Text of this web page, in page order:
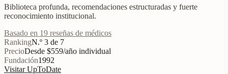
Biblioteca profunda, recomendaciones estructuradas y fuerte
reconocimiento institucional.
Basado en 19 reseñas de médicos
RankingN.º 3 de 7
PrecioDesde $559/año individual
Fundación1992
Visitar UpToDate